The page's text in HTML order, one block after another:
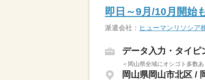
即日～9月/10月開始
派遣会社： ヒューマンリソシア
データ入力・タイピ
＜岡山県全域にオシゴト多数
岡山県岡山市北区 /